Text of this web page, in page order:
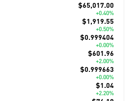
$65,017.00
+0.40%
$1,919.55
+0.50%
$0.999404
+0.00%
$601.96
+2.00%
$0.999663
+0.00%
$1.04
+2.20%